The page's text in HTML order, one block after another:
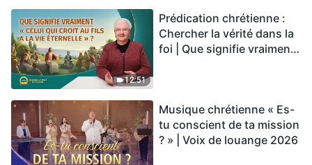
12:51
Prédication chrétienne :
Chercher la vérité dans la
foi | Que signifie vraiment
Musique chrétienne « Es-
tu conscient de ta mission
? » | Voix de louange 2026